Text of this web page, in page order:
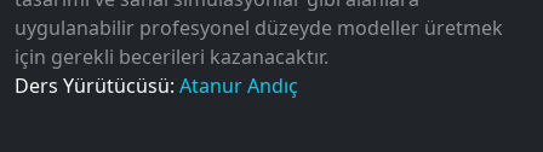
uygulanabilir profesyonel düzeyde modeller üretmek
için gerekli becerileri kazanacaktır.
Ders Yürütücüsü: Atanur Andıç